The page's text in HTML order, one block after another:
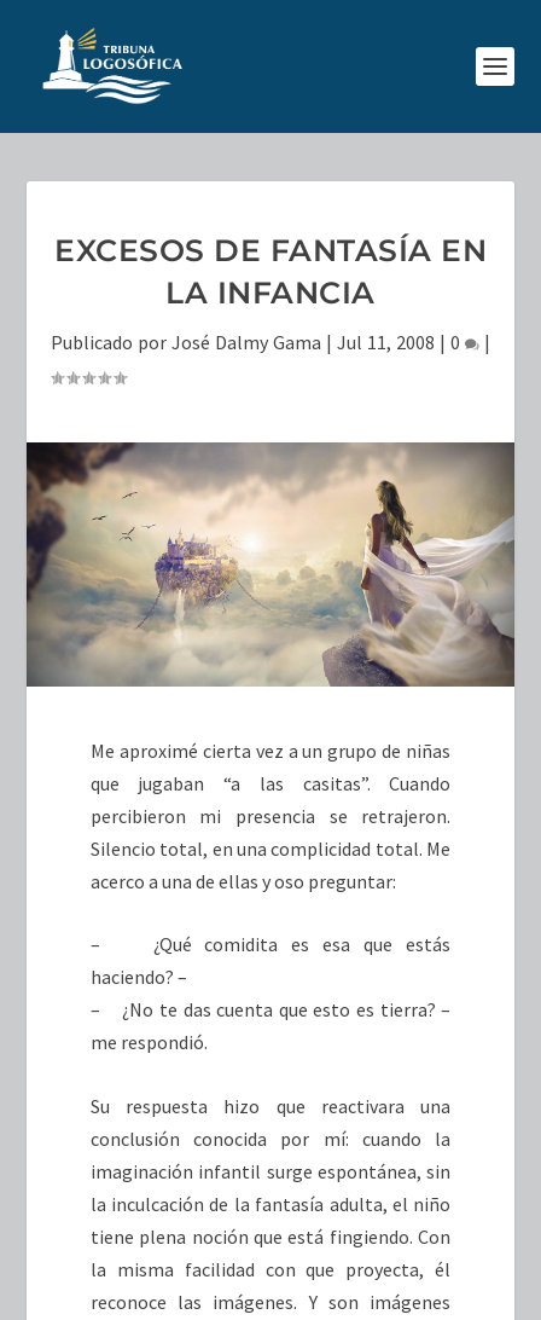
EXCESOS DE FANTASÍA EN
LA INFANCIA
Publicado porJosé Dalmy Gama |Jul 11, 2008 | 0 |
Me aproximé cierta vez a un grupo de niñas
que jugaban “a las casitas”. Cuando
percibieron mi presencia se retrajeron.
Silencio total, en una complicidad total. Me
acerco a una de ellas y oso preguntar:
– ¿Qué comidita es esa que estás
haciendo? –
– ¿No te das cuenta que esto es tierra? –
me respondió.
Su respuesta hizo que reactivara una
conclusión conocida por mí: cuando la
imaginación infantil surge espontánea, sin
la inculcación de la fantasía adulta, el niño
tiene plena noción que está fingiendo. Con
la misma facilidad con que proyecta, él
reconoce las imágenes. Y son imágenes